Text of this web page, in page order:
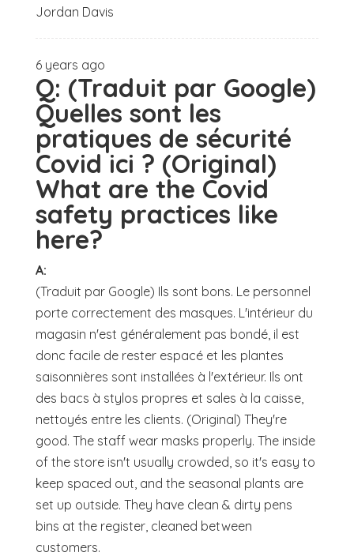
Jordan Davis
6 years ago
Q: (Traduit par Google)
Quelles sont les
pratiques de sécurité
Covid ici ? (Original)
What are the Covid
safety practices like
here?
A:
(Traduit par Google) Ils sont bons. Le personnel
porte correctement des masques. L'intérieur du
magasin n'est généralement pas bondé, il est
donc facile de rester espacé et les plantes
saisonnières sont installées à l'extérieur. Ils ont
des bacs à stylos propres et sales à la caisse,
nettoyés entre les clients. (Original) They're
good. The staff wear masks properly. The inside
of the store isn't usually crowded, so it's easy to
keep spaced out, and the seasonal plants are
set up outside. They have clean & dirty pens
bins at the register, cleaned between
customers.